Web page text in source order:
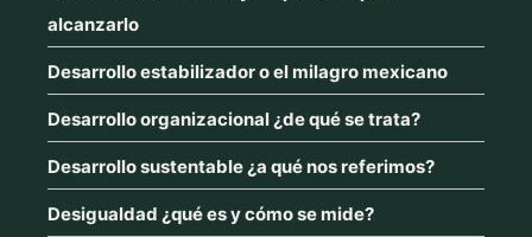
alcanzarlo
Desarrollo estabilizador o el milagro mexicano
Desarrollo organizacional ¿de qué se trata?
Desarrollo sustentable ¿a qué nos referimos?
Desigualdad ¿qué es y cómo se mide?